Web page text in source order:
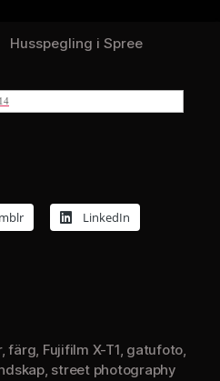
Husspegling i Spree
LinkedIn
,färg Fujifilm X-T1 gatufoto
, street photography